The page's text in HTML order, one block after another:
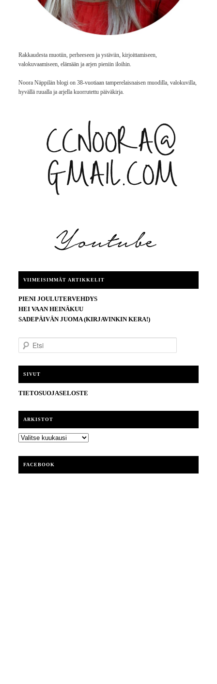
Rakkaudesta muotiin, perheeseen ja ystäviin, kirjoittamiseen,
valokuvaamiseen, elämään ja arjen pieniin iloihin.
Noora Näppilän blogi on 38-vuotiaan tamperelaisnaisen muodilla, valokuvilla,
hyvällä ruualla ja arjella kuorrutettu päiväkirja.
VIIMEISIMMÄT ARTIKKELIT
PIENI JOULUTERVEHDYS
HEI VAAN HEINÄKUU
SADEPÄIVÄN JUOMA (KIRJAVINKIN KERA!)
SIVUT
TIETOSUOJASELOSTE
ARKISTOT
ARKISTOT
FACEBOOK